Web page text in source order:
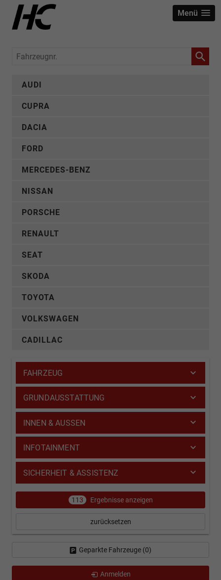
Menü
Fahrzeugnr.
AUDI
CUPRA
DACIA
FORD
MERCEDES-BENZ
NISSAN
PORSCHE
RENAULT
SEAT
SKODA
TOYOTA
VOLKSWAGEN
CADILLAC
FAHRZEUG
GRUNDAUSSTATTUNG
INNEN & AUSSEN
INFOTAINMENT
SICHERHEIT & ASSISTENZ
113 Ergebnisse anzeigen
zurücksetzen
Geparkte Fahrzeuge (0)
Anmelden